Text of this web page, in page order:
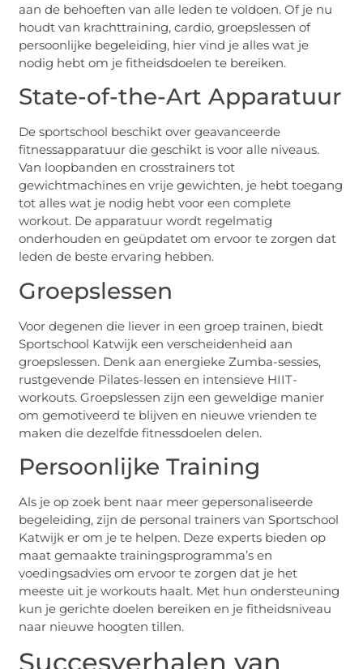
aan de behoeften van alle leden te voldoen. Of je nu
houdt van krachttraining, cardio, groepslessen of
persoonlijke begeleiding, hier vind je alles wat je
nodig hebt om je fitheidsdoelen te bereiken.
State-of-the-Art Apparatuur
De sportschool beschikt over geavanceerde
fitnessapparatuur die geschikt is voor alle niveaus.
Van loopbanden en crosstrainers tot
gewichtmachines en vrije gewichten, je hebt toegang
tot alles wat je nodig hebt voor een complete
workout. De apparatuur wordt regelmatig
onderhouden en geüpdatet om ervoor te zorgen dat
leden de beste ervaring hebben.
Groepslessen
Voor degenen die liever in een groep trainen, biedt
Sportschool Katwijk een verscheidenheid aan
groepslessen. Denk aan energieke Zumba-sessies,
rustgevende Pilates-lessen en intensieve HIIT-
workouts. Groepslessen zijn een geweldige manier
om gemotiveerd te blijven en nieuwe vrienden te
maken die dezelfde fitnessdoelen delen.
Persoonlijke Training
Als je op zoek bent naar meer gepersonaliseerde
begeleiding, zijn de personal trainers van Sportschool
Katwijk er om je te helpen. Deze experts bieden op
maat gemaakte trainingsprogramma’s en
voedingsadvies om ervoor te zorgen dat je het
meeste uit je workouts haalt. Met hun ondersteuning
kun je gerichte doelen bereiken en je fitheidsniveau
naar nieuwe hoogten tillen.
Succesverhalen van